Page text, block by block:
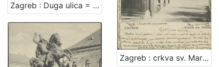
Zagreb : Duga ulica = Agram : Rue longue
Zagreb : crkva sv. Marka